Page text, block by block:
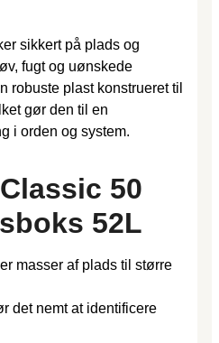
sikkert på plads og
fugt og uønskede
robuste plast konstrueret til
gør den til en
i orden og system.
50
52L
masser af plads til større
det nemt at identificere